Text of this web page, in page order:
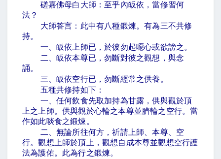
磋嘉佛母白大師：至乎內皈依，當修習何
法？
大師答言：此中有八種鍛煉。有為三不共修
持。
一、皈依上師已，於彼勿起噁心或欲謗之。
二、皈依本尊已，勿斷對彼之觀想，與念
誦。
三、皈依空行已，勿斷經常之供養。
五種共修持如下：
一、任何飲食先取加持為甘露，供與觀於頂
上之上師。供與觀於心輪之本尊並臍輪之空行。當
作如此啖食之鍛煉。
二、無論所往何方，祈請上師、本尊、空
行。觀想上師於頂上，觀想自成本尊並觀想空行護
法為護佑。此為行之鍛煉。